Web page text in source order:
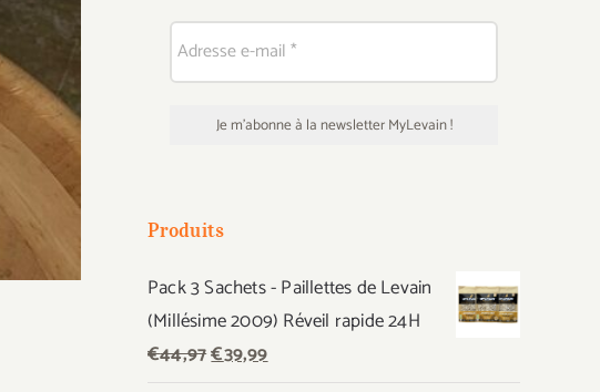
Produits
Pack 3 Sachets - Paillettes de Levain
(Millésime 2009) Réveil rapide 24H
€44,97Le
€39,99Le